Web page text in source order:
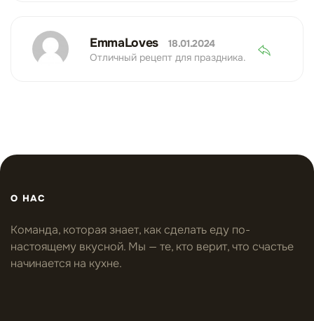
EmmaLoves
18.01.2024
Отличный рецепт для праздника.
О НАС
Команда, которая знает, как сделать еду по-
настоящему вкусной. Мы — те, кто верит, что счастье
начинается на кухне.